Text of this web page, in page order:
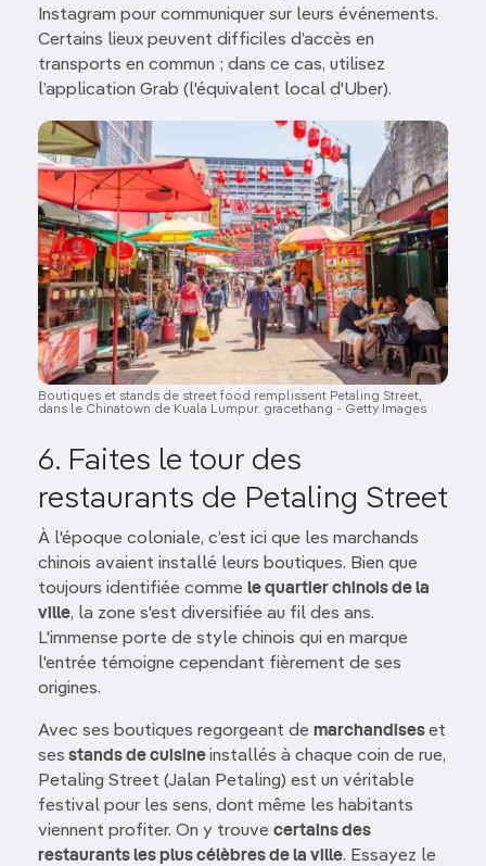
Instagram pour communiquer sur leurs événements.
Certains lieux peuvent difficiles d’accès en
transports en commun ; dans ce cas, utilisez
l’application Grab (l'équivalent local d'Uber).
Image
Boutiques et stands de street food remplissent Petaling Street,
dans le Chinatown de Kuala Lumpur. gracethang - Getty Images
6. Faites le tour des
restaurants de Petaling Street
À l'époque coloniale, c’est ici que les marchands
chinois avaient installé leurs boutiques. Bien que
toujours identifiée comme le quartier chinois de la
ville, la zone s'est diversifiée au fil des ans.
L'immense porte de style chinois qui en marque
l'entrée témoigne cependant fièrement de ses
origines.
Avec ses boutiques regorgeant de marchandiseset
ses stands de cuisineinstallés à chaque coin de rue,
Petaling Street (Jalan Petaling) est un véritable
festival pour les sens, dont même les habitants
viennent profiter. On y trouve certains des
restaurants les plus célèbres de la ville. Essayez le